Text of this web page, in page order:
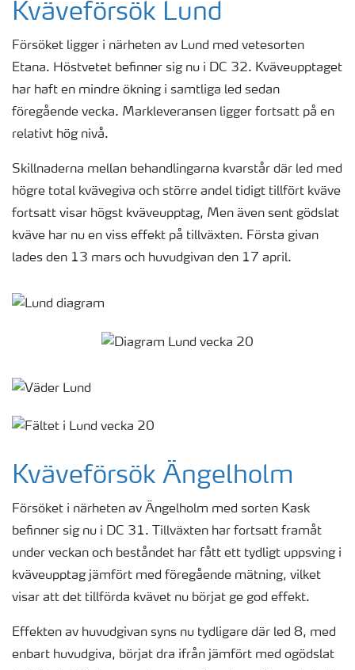
Kväveförsök Lund
Försöket ligger i närheten av Lund med vetesorten
Etana. Höstvetet befinner sig nu i DC 32. Kväveupptaget
har haft en mindre ökning i samtliga led sedan
föregående vecka. Markleveransen ligger fortsatt på en
relativt hög nivå.
Skillnaderna mellan behandlingarna kvarstår där led med
högre total kvävegiva och större andel tidigt tillfört kväve
fortsatt visar högst kväveupptag, Men även sent gödslat
kväve har nu en viss effekt på tillväxten. Första givan
lades den 13 mars och huvudgivan den 17 april.
Kväveförsök Ängelholm
Försöket i närheten av Ängelholm med sorten Kask
befinner sig nu i DC 31. Tillväxten har fortsatt framåt
under veckan och beståndet har fått ett tydligt uppsving i
kväveupptag jämfört med föregående mätning, vilket
visar att det tillförda kvävet nu börjat ge god effekt.
Effekten av huvudgivan syns nu tydligare där led 8, med
enbart huvudgiva, börjat dra ifrån jämfört med ogödslat